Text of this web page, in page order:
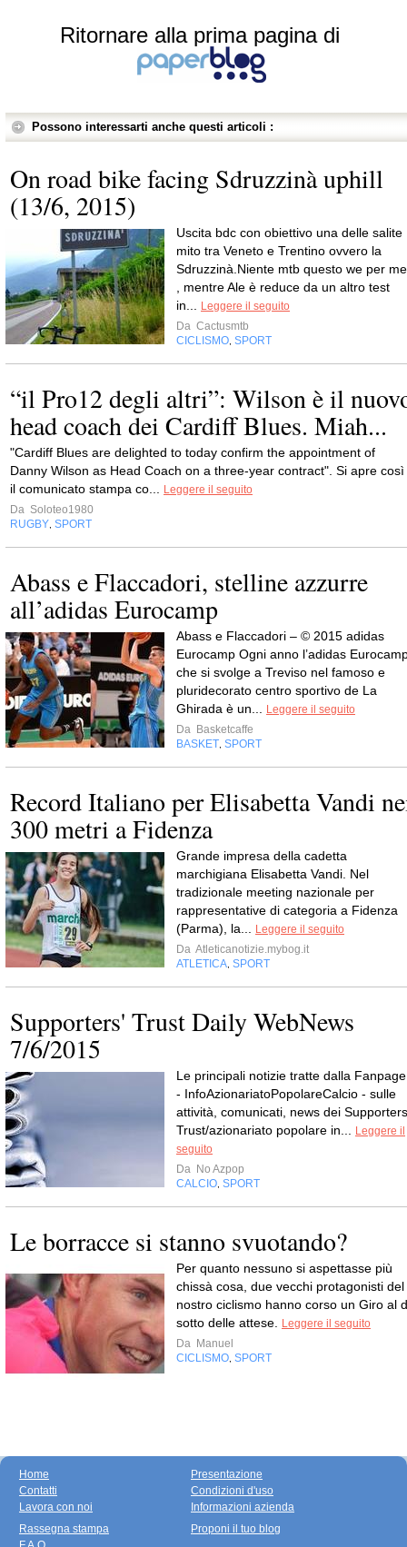
Ritornare alla prima pagina di
Possono interessarti anche questi articoli :
On road bike facing Sdruzzinà uphill
(13/6, 2015)
Uscita bdc con obiettivo una delle salite
mito tra Veneto e Trentino ovvero la
Sdruzzinà.Niente mtb questo we per me
, mentre Ale è reduce da un altro test
in...
Leggere il seguito
Da Cactusmtb
CICLISMO SPORT
“il Pro12 degli altri”: Wilson è il
head coach dei Cardiff Blues. Miah...
"Cardiff Blues are delighted to today confirm the appointment of
Danny Wilson as Head Coach on a three-year contract". Si apre così
il comunicato stampa co...
Leggere il seguito
Da Soloteo1980
RUGBY SPORT
Abass e Flaccadori, stelline azzurre
all’adidas Eurocamp
Abass e Flaccadori – © 2015 adidas
Eurocamp Ogni anno l’adidas
che si svolge a Treviso nel famoso e
pluridecorato centro sportivo de La
Ghirada è un...
Leggere il seguito
Da Basketcaffe
BASKET SPORT
Record Italiano per Elisabetta Vandi
300 metri a Fidenza
Grande impresa della cadetta
marchigiana Elisabetta Vandi. Nel
tradizionale meeting nazionale per
rappresentative di categoria a Fidenza
(Parma), la...
Leggere il seguito
Da Atleticanotizie.mybog.it
ATLETICA SPORT
Supporters' Trust Daily WebNews
7/6/2015
Le principali notizie tratte dalla Fanpage
- InfoAzionariatoPopolareCalcio - sulle
attività, comunicati, news dei
Trust/azionariato popolare in...
Leggere il
seguito
Da No Azpop
CALCIO SPORT
Le borracce si stanno svuotando?
Per quanto nessuno si aspettasse più
chissà cosa, due vecchi protagonisti del
nostro ciclismo hanno corso un Giro al
sotto delle attese.
Leggere il seguito
Da Manuel
CICLISMO SPORT
Home
Contatti
Lavora con noi
Presentazione
Condizioni d'uso
Informazioni azienda
Rassegna stampa
Proponi il tuo blog